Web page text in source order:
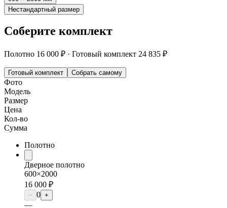
Нестандартный размер
Соберите комплект
Полотно 16 000 ₽ · Готовый комплект 24 835 ₽
Готовый комплект Собрать самому
Фото
Модель
Размер
Цена
Кол-во
Сумма
Полотно
Дверное полотно
600×2000
16 000 ₽
− 0 +
—